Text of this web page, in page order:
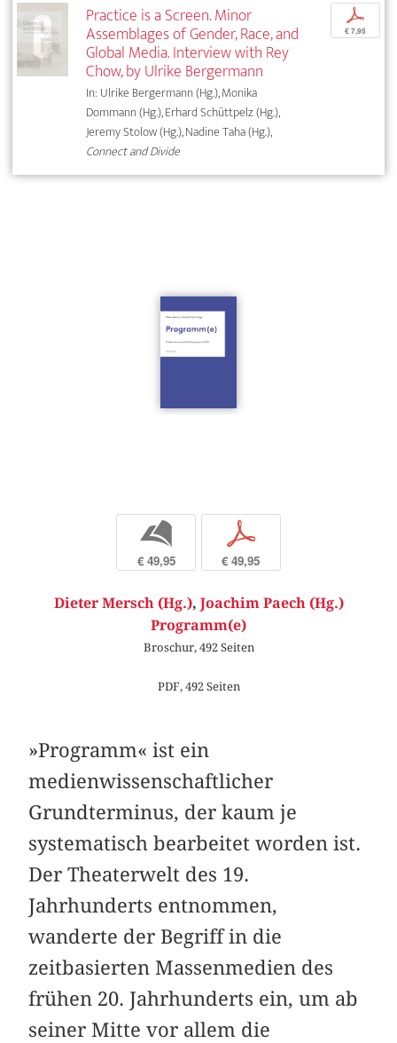
Practice is a Screen. Minor
Assemblages of Gender, Race, and
Global Media. Interview with Rey
Chow, by Ulrike Bergermann
In: Ulrike Bergermann (Hg.), Monika
Dommann (Hg.), Erhard Schüttpelz (Hg.),
Jeremy Stolow (Hg.), Nadine Taha (Hg.),
Connect and Divide
p
€ 7,95
b
€ 49,95
p
€ 49,95
Dieter Mersch (Hg.), Joachim Paech (Hg.)
Programm(e)
Broschur, 492 Seiten
PDF, 492 Seiten
»Programm« ist ein
medienwissenschaftlicher
Grundterminus, der kaum je
systematisch bearbeitet worden ist.
Der Theaterwelt des 19.
Jahrhunderts entnommen,
wanderte der Begriff in die
zeitbasierten Massenmedien des
frühen 20. Jahrhunderts ein, um ab
seiner Mitte vor allem die